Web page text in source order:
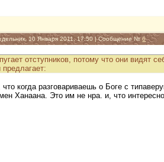
10 Января 2011, 17:50 | Сообщение №6
отступников, потому что они видят
что когда разговариваешь о Боге с
Ханаана. Это им не нра. и, что